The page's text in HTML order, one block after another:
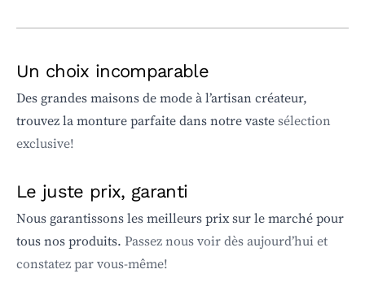
Un choix incomparable
Des grandes maisons de mode à l’artisan créateur,
trouvez la monture parfaite dans notre vastesélection
exclusive!
Le juste prix, garanti
Nous garantissons les meilleurs prix sur le marché pour
tous nos produits. Passez nous voir dès aujourd’hui et
constatez par vous-même!